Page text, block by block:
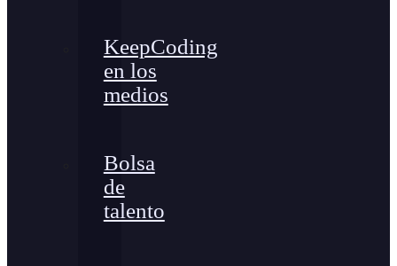
KeepCoding
en los
medios
Bolsa
de
talento